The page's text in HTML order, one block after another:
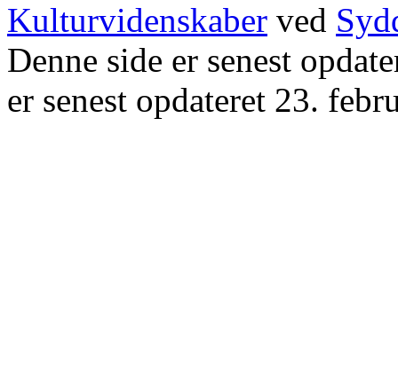
Kulturvidenskaber ved
Denne side er senest
er senest opdateret 23.